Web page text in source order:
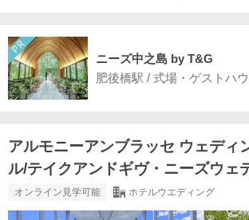
ニーズ中之島 by T&G
肥後橋駅 / 式場・ゲストハ
アルモニーアンブラッセ ウェディ
ル/テイクアンドギヴ・ニーズウェ
オンライン見学可能 ホテルウエディング